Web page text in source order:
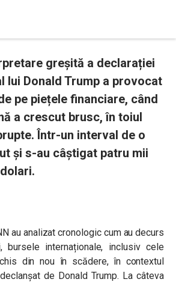
greșită a declarației
lui Donald Trump a provocat
pe piețele financiare, când
a crescut brusc, în toiul
Într-un interval de o
și s-au câștigat patru mii
au analizat cronologic cum au decurs
bursele internaționale, inclusiv cele
din nou în scădere, în contextul
de Donald Trump. La câteva